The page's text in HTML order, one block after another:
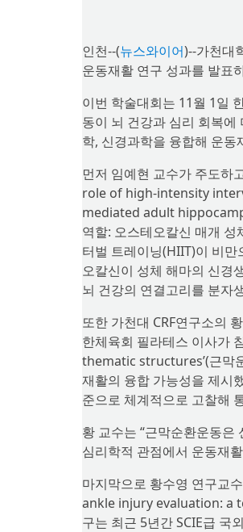
인천--(뉴스와이어)--가천대
운동재활 연구 성과를 발표
이번 학술대회는 11월 1일
동이 뇌 건강과 심리 회복
학, 신경과학을 융합해 운
먼저 임예현 교수가 주도하
role of high-intensity
mediated adult
역할: 오스테오칼신 매개
터벌 트레이닝(HIIT)이 비
오칼신이 성체 해마의 신경
뇌 건강의 연결고리를 분자
또한 가천대 CRF연구소의
한체육회 필라테스 이사가
thematic structures’(근막
재활의 융합 가능성을 제시
준으로 체계적으로 고찰해
황 교수는 “근막순환운동은
심리학적 관점에서 운동재
마지막으로 황수영 연구교
ankle injury evaluation: a
구는 최근 5년간 SCIE급 국